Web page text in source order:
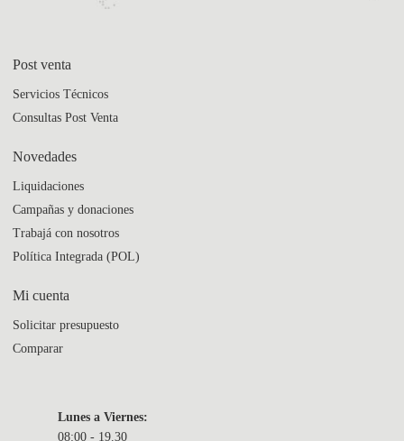
Post venta
Servicios Técnicos
Consultas Post Venta
Novedades
Liquidaciones
Campañas y donaciones
Trabajá con nosotros
Política Integrada (POL)
Mi cuenta
Solicitar presupuesto
Comparar
Lunes a Viernes:
08:00 - 19.30